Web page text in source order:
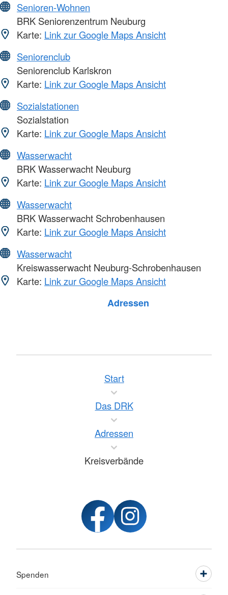
Senioren-Wohnen
BRK Seniorenzentrum Neuburg
Karte: Link zur Google Maps Ansicht
Seniorenclub
Seniorenclub Karlskron
Karte: Link zur Google Maps Ansicht
Sozialstationen
Sozialstation
Karte: Link zur Google Maps Ansicht
Wasserwacht
BRK Wasserwacht Neuburg
Karte: Link zur Google Maps Ansicht
Wasserwacht
BRK Wasserwacht Schrobenhausen
Karte: Link zur Google Maps Ansicht
Wasserwacht
Kreiswasserwacht Neuburg-Schrobenhausen
Karte: Link zur Google Maps Ansicht
Adressen
Start
Das DRK
Adressen
Kreisverbände
Spenden